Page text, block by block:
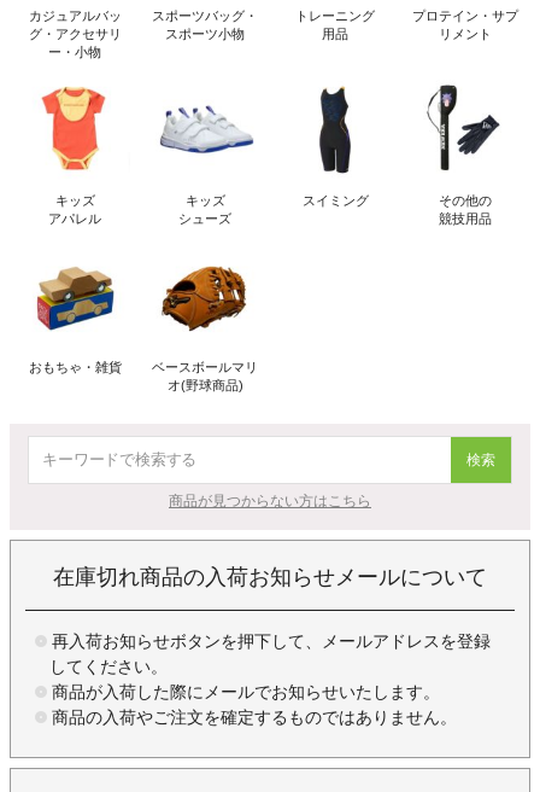
カジュアルバッ
グ・アクセサリ
ー・小物
スポーツバッグ・
スポーツ小物
トレーニング
用品
プロテイン・サプ
リメント
キッズ
アパレル
キッズ
シューズ
スイミング
その他の
競技用品
おもちゃ・雑貨
ベースボールマリ
オ(野球商品)
検索
商品が見つからない方はこちら
在庫切れ商品の入荷お知らせメールについて
再入荷お知らせボタンを押下して、メールアドレスを登録
してください。
商品が入荷した際にメールでお知らせいたします。
商品の入荷やご注文を確定するものではありません。